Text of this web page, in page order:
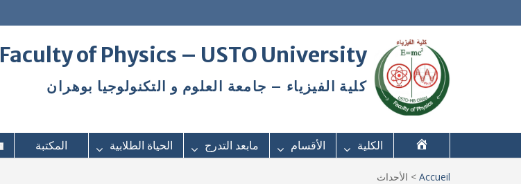
Faculty of Physics – USTO University
كلية الفيزياء – جامعة العلوم و التكنولوجيا بوهران
الكلية الأقسام مابعد التدرج الحياة الطلابية المكتبة
Accueil
> الأحداث